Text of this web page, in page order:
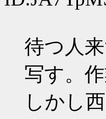
待つ人
写す。
しかし